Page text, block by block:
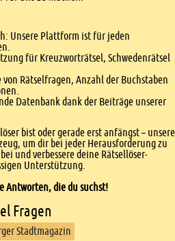
Unsere Plattform ist für jeden
für Kreuzworträtsel, Schwedenrätsel
Rätselfragen, Anzahl der Buchstaben
Datenbank dank der Beiträge unserer
bist oder gerade erst anfängst – unsere
um dir bei jeder Herausforderung zu
und verbessere deine Rätsellöser-
Unterstützung.
Antworten, die du suchst!
Fragen
Stadtmagazin